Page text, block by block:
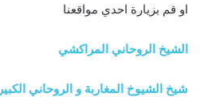
او قم بزيارة احدي مواقعنا
الشيخ الروحاني المراكشي
شيخ الشيوخ المغاربة و الروحاني الكبير